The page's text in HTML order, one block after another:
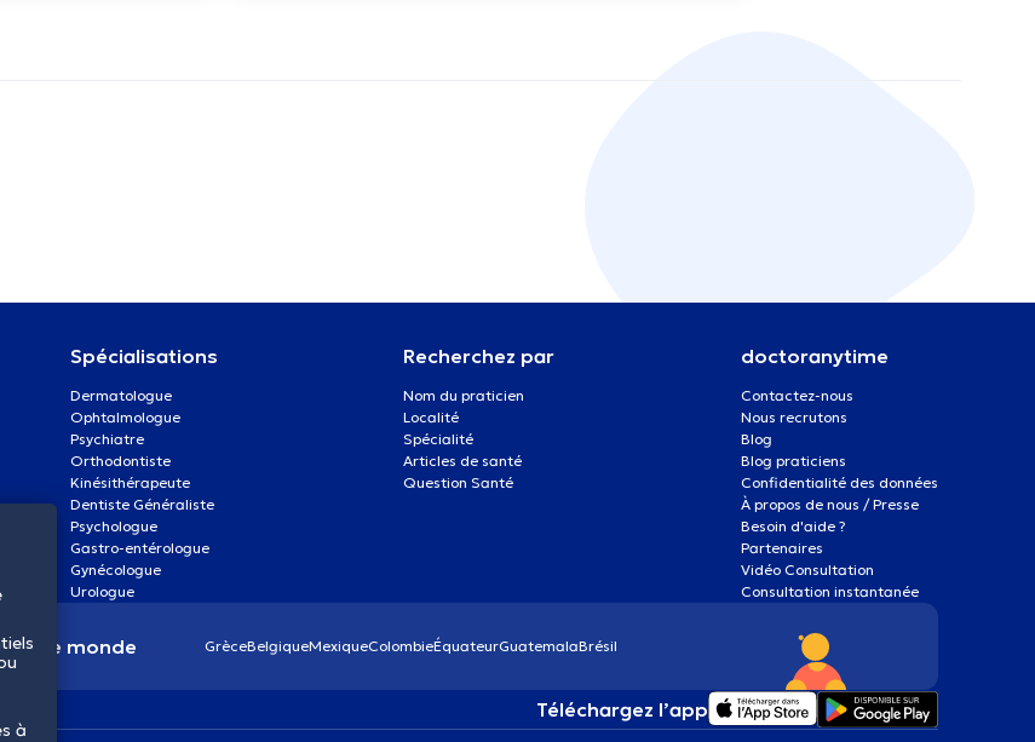
Spécialisations
Dermatologue
Ophtalmologue
Psychiatre
Orthodontiste
Kinésithérapeute
Dentiste Généraliste
Psychologue
Gastro-entérologue
Gynécologue
Urologue
Recherchez par
Nom du praticien
Localité
Spécialité
Articles de santé
Question Santé
doctoranytime
Contactez-nous
Nous recrutons
Blog
Blog praticiens
Confidentialité des données
À propos de nous / Presse
Besoin d'aide ?
Partenaires
Vidéo Consultation
Consultation instantanée
le monde GrèceBelgiqueMexiqueColombieÉquateurGuatemalaBrésil
Téléchargez l’app
à